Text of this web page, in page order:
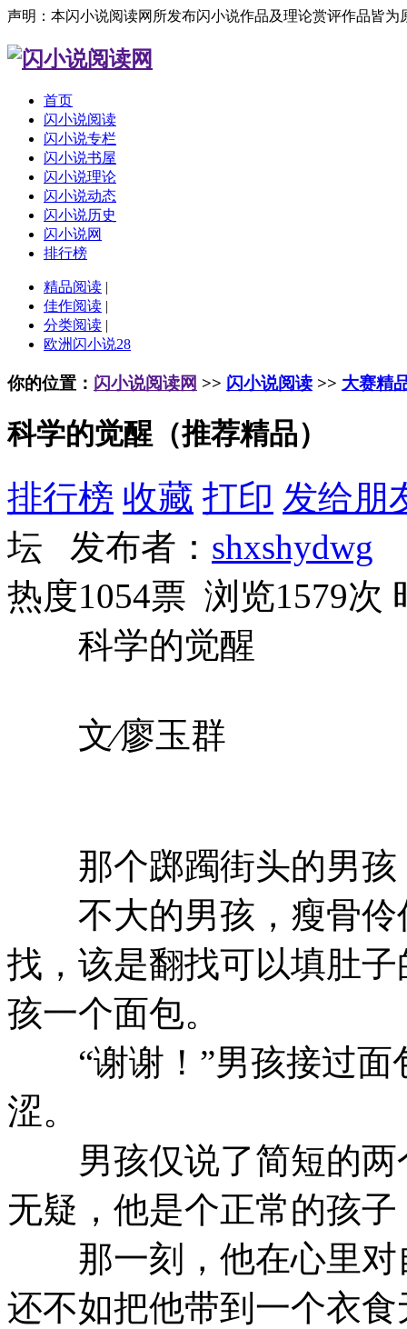
声明：本闪小说阅读网所发布闪小说作品及理论赏评作品皆
首页
闪小说阅读
闪小说专栏
闪小说书屋
闪小说理论
闪小说动态
闪小说历史
闪小说网
排行榜
精品阅读 |
佳作阅读 |
分类阅读 |
欧洲闪小说28
你的位置： 闪小说阅读网 >> 闪小说阅读 >> 大赛精
科学的觉醒（推荐精品）
排行榜 收藏 打印 发给朋
坛 发布者： shxshydwg
热度1054票 浏览1579次
科学的觉醒
文∕廖玉群
那个踯躅街头的男孩
不大的男孩，瘦骨伶
找，该是翻找可以填肚
孩一个面包。
“谢谢！”男孩接过面
涩。
男孩仅说了简短的两
无疑，他是个正常的孩子
那一刻，他在心里对
还不如把他带到一个衣